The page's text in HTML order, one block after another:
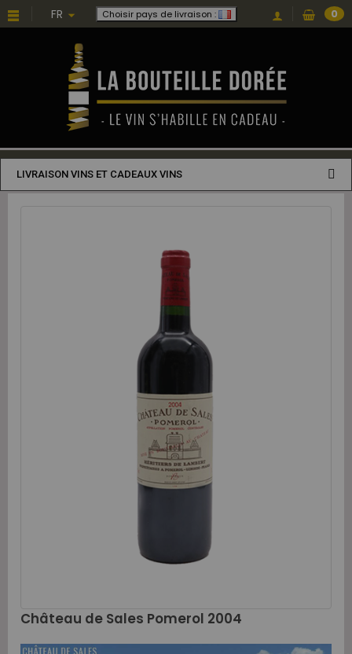
FR Choisir pays de livraison : 0
LIVRAISON VINS ET CADEAUX VINS
Château de Sales Pomerol 2004